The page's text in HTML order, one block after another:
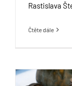
Rastislava
Čtěte dále